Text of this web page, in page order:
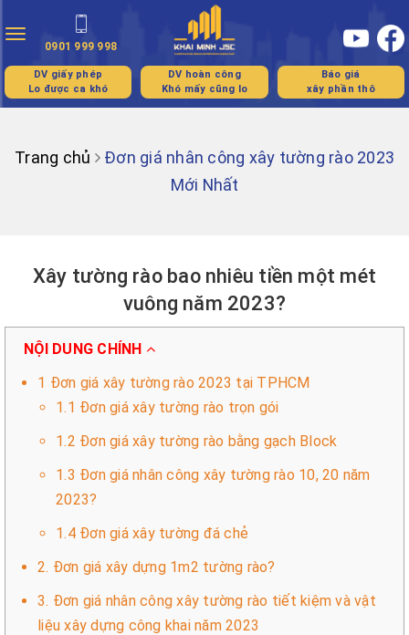
Toggle
navigation
0901 999 998
DV giấy phép
Lo được ca khó
DV hoàn công
Khó mấy cũng lo
Báo giá
xây phần thô
Trang chủ
Đơn giá nhân công xây tường rào 2023
Mới Nhất
Xây tường rào bao nhiêu tiền một mét
vuông năm 2023?
NỘI DUNG CHÍNH
1 Đơn giá xây tường rào 2023 tại TPHCM
1.1 Đơn giá xây tường rào trọn gói
1.2 Đơn giá xây tường rào bằng gạch Block
1.3 Đơn giá nhân công xây tường rào 10, 20 năm
2023?
1.4 Đơn giá xây tường đá chẻ
2. Đơn giá xây dựng 1m2 tường rào?
3. Đơn giá nhân công xây tường rào tiết kiệm và vật
liệu xây dựng công khai năm 2023